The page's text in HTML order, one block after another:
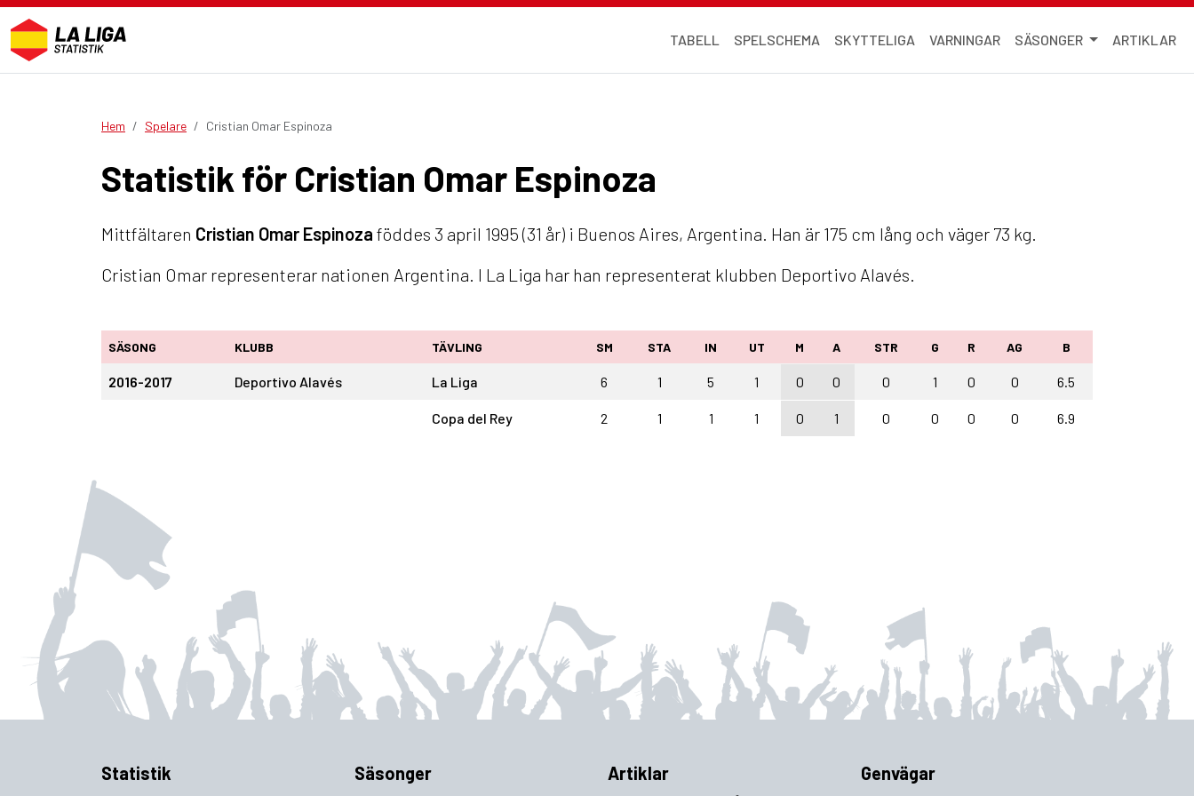
TABELL SPELSCHEMA SKYTTELIGA VARNINGAR SÄSONGER ARTIKLAR
Hem Spelare Cristian Omar Espinoza
Statistik för Cristian Omar Espinoza
Mittfältaren Cristian Omar Espinoza föddes 3 april 1995 (31 år) i Buenos Aires, Argentina. Han är 175 cm lång och väger 73 kg.
Cristian Omar representerar nationen Argentina. I La Liga har han representerat klubben Deportivo Alavés.
SÄSONG KLUBB TÄVLING SM STA IN UT M A STR G R AG B
2016-2017 Deportivo Alavés La Liga 6 1 5 1 0 0 0 1 0 0 6.5
Copa del Rey 2 1 1 1 0 1 0 0 0 0 6.9
Statistik Säsonger Artiklar Genvägar